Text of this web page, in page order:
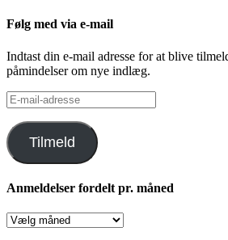
Følg med via e-mail
Indtast din e-mail adresse for at blive
påmindelser om nye indlæg.
E-
mail-
adresse
Tilmeld
Anmeldelser fordelt pr. måned
Anmeldelser